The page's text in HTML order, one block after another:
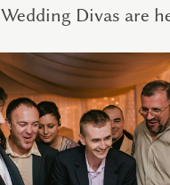
Wedding Divas are